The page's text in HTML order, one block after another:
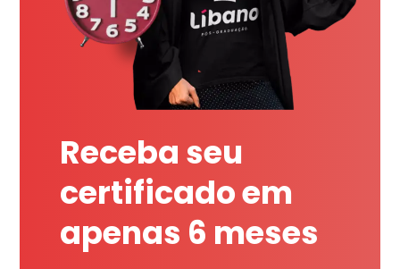
Receba seu
certificado em
apenas 6 meses